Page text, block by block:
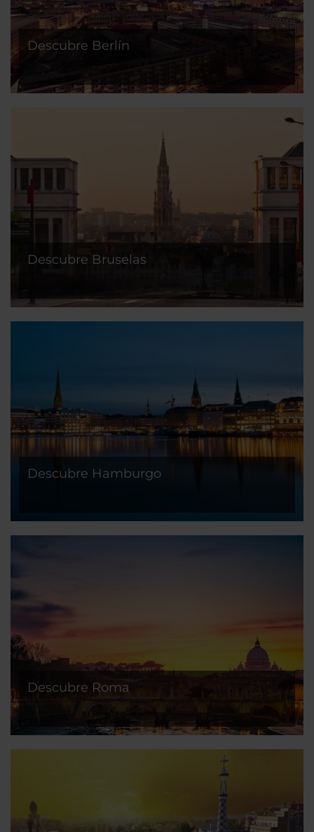
Descubre Berlín
Descubre Bruselas
Descubre Hamburgo
Descubre Roma